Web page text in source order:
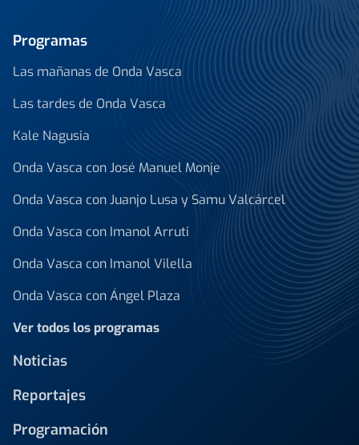
Programas
Las mañanas de Onda Vasca
Las tardes de Onda Vasca
Kale Nagusia
Onda Vasca con José Manuel Monje
Onda Vasca con Juanjo Lusa y Samu Valcárcel
Onda Vasca con Imanol Arruti
Onda Vasca con Imanol Vilella
Onda Vasca con Ángel Plaza
Ver todos los programas
Noticias
Reportajes
Programación